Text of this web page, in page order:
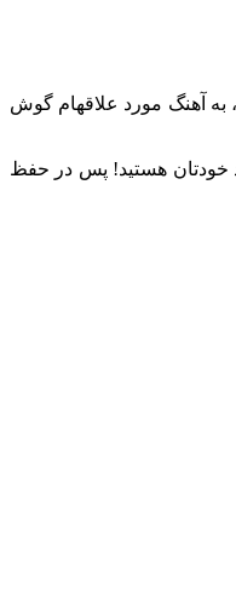
آهنگ مورد علاقه‏ام گوش
خودتان هستید! پس در حفظ